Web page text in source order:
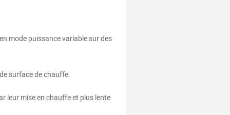
mode puissance variable sur des
surface de chauffe.
leur mise en chauffe et plus lente